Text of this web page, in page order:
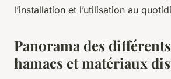
l’installation et l’utilisation au
Panorama des
hamacs et matériaux